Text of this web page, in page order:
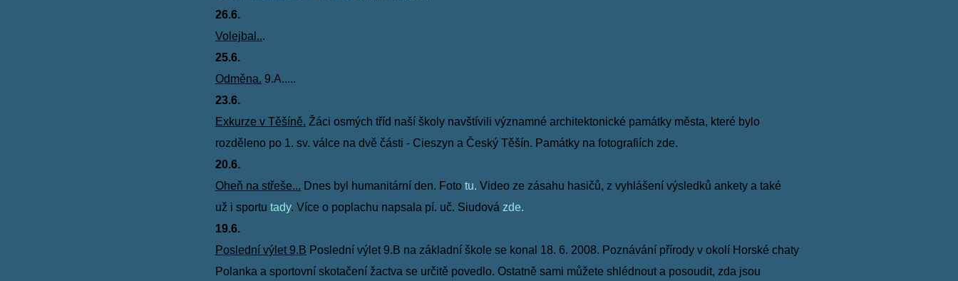
26.6.
Volejbal...
25.6.
Odměna. 9.A.....
23.6.
Exkurze v Těšíně. Žáci osmých tříd naší školy navštívili významné architektonické památky města, které bylo
rozděleno po 1. sv. válce na dvě části - Cieszyn a Český Těšín. Památky na fotografiích zde.
20.6.
Oheň na střeše... Dnes byl humanitární den. Foto tu. Video ze zásahu hasičů, z vyhlášení výsledků ankety a také
už i sportu tady. Více o poplachu napsala pí. uč. Siudová zde.
19.6.
Poslední výlet 9.B Poslední výlet 9.B na základní škole se konal 18. 6. 2008. Poznávání přírody v okolí Horské chaty
Polanka a sportovní skotačení žactva se určitě povedlo. Ostatně sami můžete shlédnout a posoudit, zda jsou